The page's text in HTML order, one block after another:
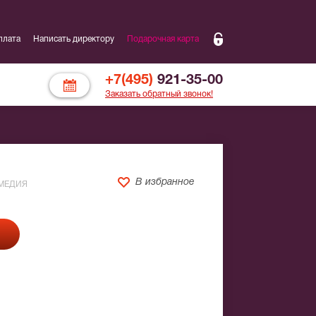
Написать директору Подарочная карта
+7(495) 921-35-00
Заказать обратный звонок!
В избранное